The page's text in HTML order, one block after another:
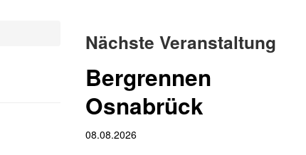
Nächste Veranstaltung
Bergrennen
Osnabrück
08.08.2026